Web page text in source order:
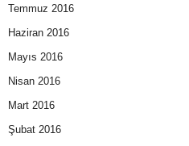
Temmuz 2016
Haziran 2016
Mayıs 2016
Nisan 2016
Mart 2016
Şubat 2016